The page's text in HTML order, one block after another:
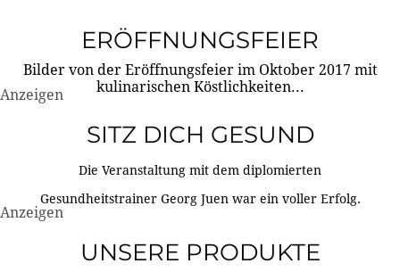
ERÖFFNUNGSFEIER
Bilder von der Eröffnungsfeier im Oktober 2017 mit
kulinarischen Köstlichkeiten...
Anzeigen
SITZ DICH GESUND
Die Veranstaltung mit dem diplomierten
Gesundheitstrainer Georg Juen war ein voller Erfolg.
Anzeigen
UNSERE PRODUKTE